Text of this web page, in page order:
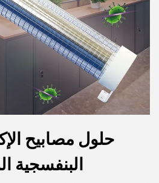
حلول مصابيح
البنفسجية